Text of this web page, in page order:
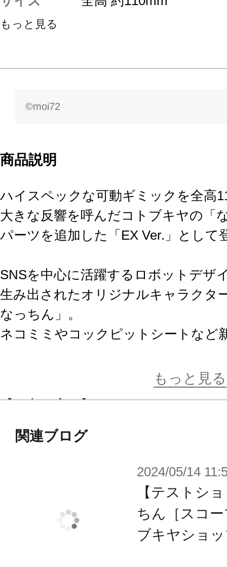
もっと見る
©moi72
商品説明
ハイスペックな可動ギミックを全高
大きな反響を呼んだコトブキヤの「
パーツを追加した「EX Ver.」として
SNSを中心に活躍するロボットデザ
生み出されたオリジナルキャラクタ
なっちん」。
ネコミミやコックピットシートなど
急速なAI技術の発展に伴い『人』と
り前のように使い暮らしていた。
日本の陸上自衛隊では、世界に先駆
を実装した新型ジリツ戦車を導入。
そのほとんど人と変わらない人格と
もっと見る
関連ブログ
2024/05/14
【テストシ
ちん［スコ
ブキヤショ